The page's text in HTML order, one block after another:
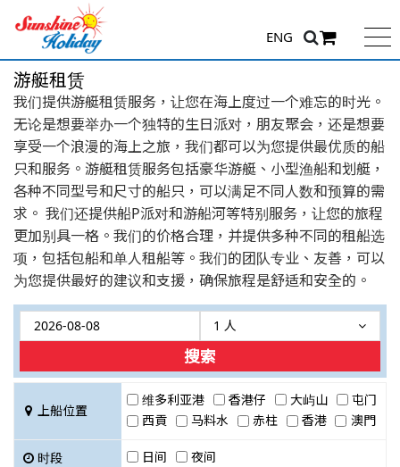
ENG
游艇租赁
我们提供游艇租赁服务，让您在海上度过一个难忘的时光。
无论是想要举办一个独特的生日派对，朋友聚会，还是想要
享受一个浪漫的海上之旅，我们都可以为您提供最优质的船
只和服务。游艇租赁服务包括豪华游艇、小型渔船和划艇，
各种不同型号和尺寸的船只，可以满足不同人数和预算的需
求。 我们还提供船P派对和游船河等特别服务，让您的旅程
更加别具一格。我们的价格合理，并提供多种不同的租船选
项，包括包船和单人租船等。我们的团队专业、友善，可以
为您提供最好的建议和支援，确保旅程是舒适和安全的。
1 人
搜索
上船位置
维多利亚港 香港仔 大屿山
屯门
西貢
马料水 赤柱 香港 澳門
时段 日间 夜间